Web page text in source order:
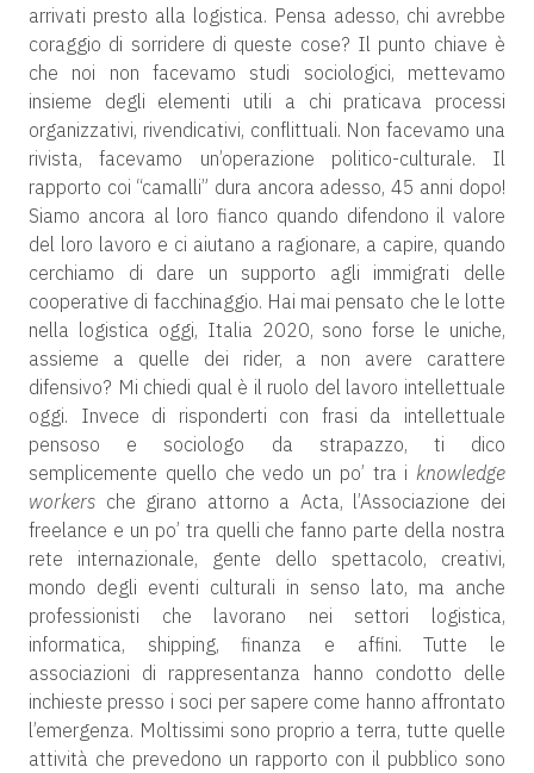
arrivati presto alla logistica. Pensa adesso, chi avrebbe
coraggio di sorridere di queste cose? Il punto chiave è
che noi non facevamo studi sociologici, mettevamo
insieme degli elementi utili a chi praticava processi
organizzativi, rivendicativi, conflittuali. Non facevamo una
rivista, facevamo un’operazione politico-culturale. Il
rapporto coi “camalli” dura ancora adesso, 45 anni dopo!
Siamo ancora al loro fianco quando difendono il valore
del loro lavoro e ci aiutano a ragionare, a capire, quando
cerchiamo di dare un supporto agli immigrati delle
cooperative di facchinaggio. Hai mai pensato che le lotte
nella logistica oggi, Italia 2020, sono forse le uniche,
assieme a quelle dei rider, a non avere carattere
difensivo? Mi chiedi qual è il ruolo del lavoro intellettuale
oggi. Invece di risponderti con frasi da intellettuale
pensoso e sociologo da strapazzo, ti dico
semplicemente quello che vedo un po’ tra i knowledge
workers che girano attorno a Acta, l’Associazione dei
freelance e un po’ tra quelli che fanno parte della nostra
rete internazionale, gente dello spettacolo, creativi,
mondo degli eventi culturali in senso lato, ma anche
professionisti che lavorano nei settori logistica,
informatica, shipping, finanza e affini. Tutte le
associazioni di rappresentanza hanno condotto delle
inchieste presso i soci per sapere come hanno affrontato
l’emergenza. Moltissimi sono proprio a terra, tutte quelle
attività che prevedono un rapporto con il pubblico sono